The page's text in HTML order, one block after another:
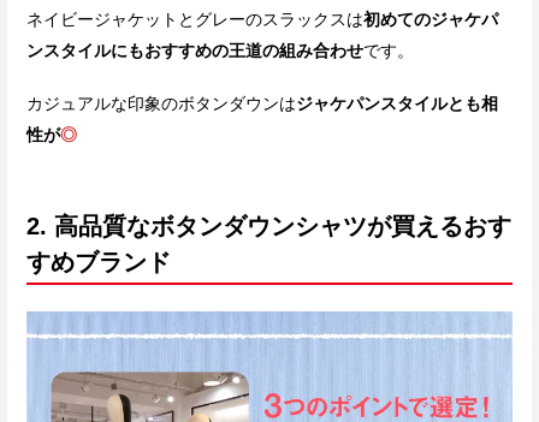
ネイビージャケットとグレーのスラックスは初めてのジャケパ
ンスタイルにもおすすめの王道の組み合わせです。
カジュアルな印象のボタンダウンはジャケパンスタイルとも相
性が◎
2. 高品質なボタンダウンシャツが買えるおす
すめブランド